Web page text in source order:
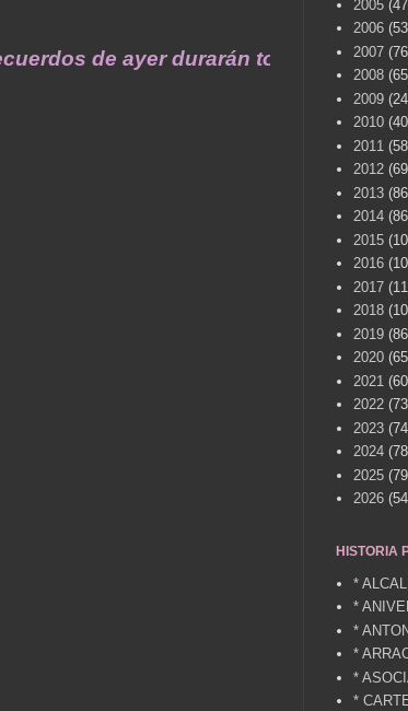
ayer durarán toda una vida .... TÚ
2005
2006
2007
2008
2009
2010
2011
2012
2013
2014
2015
2016
2017
2018
2019
2020
2021
2022
2023
2024
2025
2026
HISTORIA
*
*
*
*
*
*